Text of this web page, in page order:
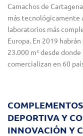
Camachos de
más tecnológicamente
laboratorios más
Europa. En 2019
23.000 m² desde
comercializan en 60
DEPORTIVA Y
INNOVACIÓN Y